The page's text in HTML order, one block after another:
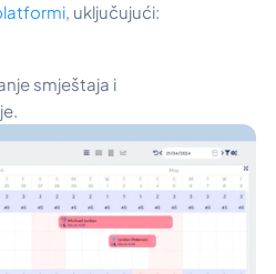
, uključujući:
smještaja i